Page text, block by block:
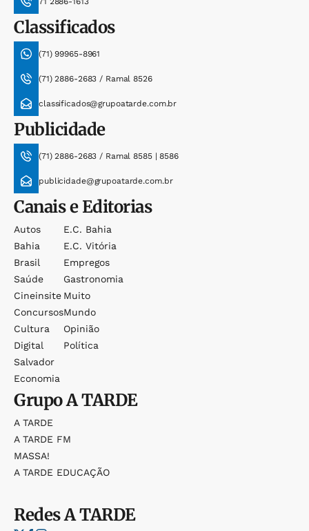
Classificados
(71) 99965-8961
(71) 2886-2683 / Ramal 8526
classificados@grupoatarde.com.br
Publicidade
(71) 2886-2683 / Ramal 8585 | 8586
publicidade@grupoatarde.com.br
Canais e Editorias
Autos
Bahia
Brasil
Saúde
Cineinsite
Concursos
Cultura
Digital
Salvador
Economia
E.c. Bahia
E.c. Vitória
Empregos
Gastronomia
Muito
Mundo
Opinião
Política
GrupoA TARDE
A TARDE
A TARDE FM
MASSA!
A TARDE EDUCAÇÃO
RedesA TARDE